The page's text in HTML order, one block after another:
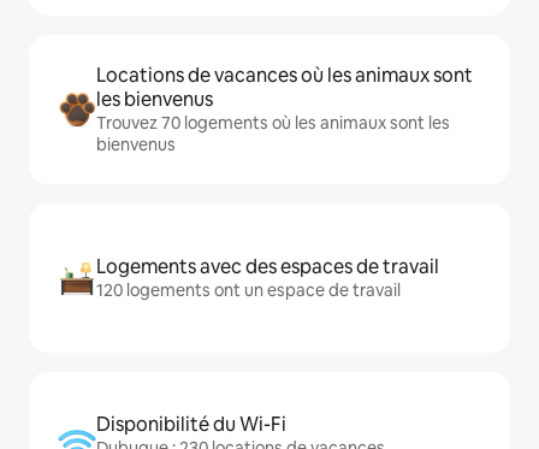
Locations de vacances où les animaux sont
les bienvenus
Trouvez 70 logements où les animaux sont les
bienvenus
Logements avec des espaces de travail
120 logements ont un espace de travail
Disponibilité du Wi-Fi